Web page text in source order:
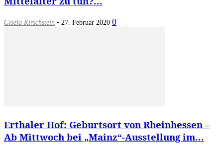
Gisela Kirschstein - 27. Februar 2020 0
Erthaler Hof: Geburtsort von Rheinhessen –
Ab Mittwoch bei „Mainz“-Ausstellung im...